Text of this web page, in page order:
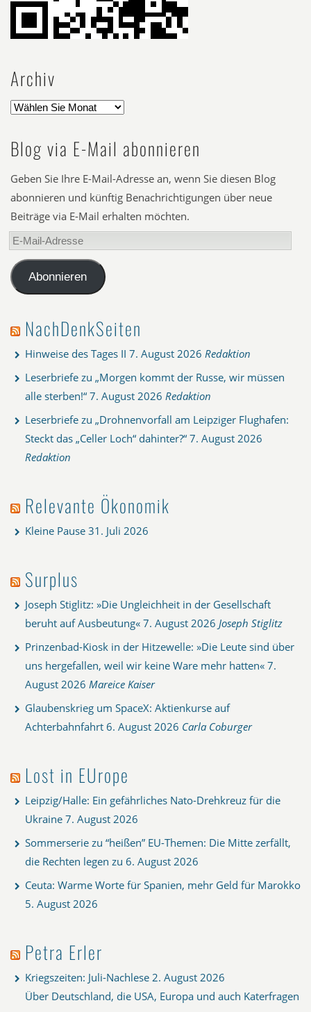
Archiv
Blog via E-Mail abonnieren
Geben Sie Ihre E-Mail-Adresse an, wenn Sie diesen Blog
abonnieren und künftig Benachrichtigungen über neue
Beiträge via E-Mail erhalten möchten.
E-
Mail-
AdresseAbonnieren
NachDenkSeiten
Hinweise des Tages II 7. August 2026 Redaktion
Leserbriefe zu „Morgen kommt der Russe, wir müssen
alle sterben!“ 7. August 2026 Redaktion
Leserbriefe zu „Drohnenvorfall am Leipziger Flughafen:
Steckt das „Celler Loch“ dahinter?“ 7. August 2026
Redaktion
Relevante Ökonomik
Kleine Pause 31. Juli 2026
Surplus
Joseph Stiglitz: »Die Ungleichheit in der Gesellschaft
beruht auf Ausbeutung« 7. August 2026 Joseph Stiglitz
Prinzenbad-Kiosk in der Hitzewelle: »Die Leute sind über
uns hergefallen, weil wir keine Ware mehr hatten« 7.
August 2026 Mareice Kaiser
Glaubenskrieg um SpaceX: Aktienkurse auf
Achterbahnfahrt 6. August 2026 Carla Coburger
Lost in EUrope
Leipzig/Halle: Ein gefährliches Nato-Drehkreuz für die
Ukraine 7. August 2026
Sommerserie zu “heißen” EU-Themen: Die Mitte zerfällt,
die Rechten legen zu 6. August 2026
Ceuta: Warme Worte für Spanien, mehr Geld für Marokko
5. August 2026
Petra Erler
Kriegszeiten: Juli-Nachlese 2. August 2026
Über Deutschland, die USA, Europa und auch Katerfragen